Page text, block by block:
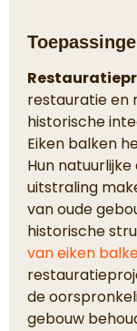
restauratie en
historische
Eiken balken
Hun
uitstraling
van oude
historische
van eiken
de
gebouw